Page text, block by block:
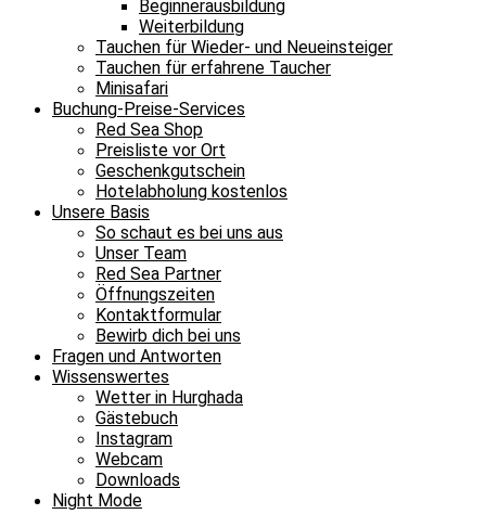
Beginnerausbildung
Weiterbildung
Tauchen für Wieder- und Neueinsteiger
Tauchen für erfahrene Taucher
Minisafari
Buchung-Preise-Services
Red Sea Shop
Preisliste vor Ort
Geschenkgutschein
Hotelabholung kostenlos
Unsere Basis
So schaut es bei uns aus
Unser Team
Red Sea Partner
Öffnungszeiten
Kontaktformular
Bewirb dich bei uns
Fragen und Antworten
Wissenswertes
Wetter in Hurghada
Gästebuch
Instagram
Webcam
Downloads
Night Mode